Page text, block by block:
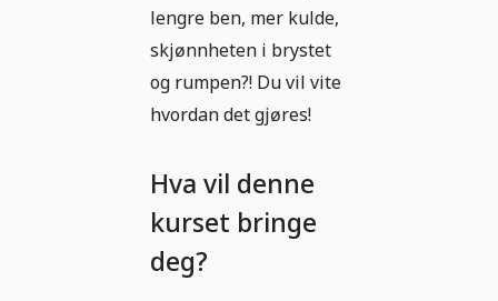
lengre ben, mer kulde,
skjønnheten i brystet
og rumpen?! Du vil vite
hvordan det gjøres!
Hva vil denne
kurset bringe
deg?